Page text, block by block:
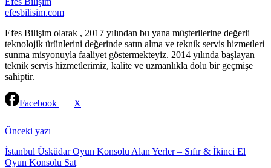
efesbilisim.com
Efes Bilişim olarak , 2017 yılından bu yana müşterilerine değerli
teknolojik ürünlerini değerinde satın alma ve teknik servis hizmetleri
sunma misyonuyla faaliyet göstermekteyiz. 2014 yılında başlayan
teknik servis hizmetlerimiz, kalite ve uzmanlıkla dolu bir geçmişe
sahiptir.
Facebook X
Reading
Önceki yazı
İstanbul Üsküdar Oyun Konsolu Alan Yerler – Sıfır & İkinci El
Oyun Konsolu Sat